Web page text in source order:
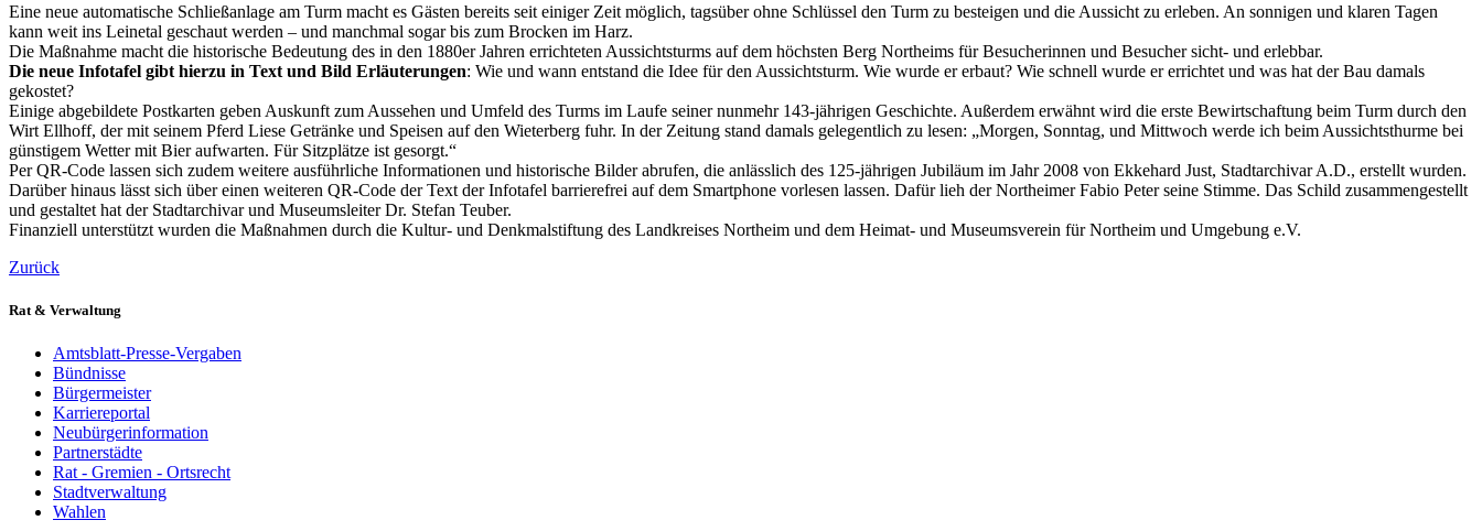
Eine neue automatische Schließanlage am Turm macht es Gästen bereits seit einiger Zeit möglich, tagsüber ohne Schlüssel den Turm zu besteigen und die Aussicht zu erleben. An sonnigen und klaren Tagen
kann weit ins Leinetal geschaut werden – und manchmal sogar bis zum Brocken im Harz.
Die Maßnahme macht die historische Bedeutung des in den 1880er Jahren errichteten Aussichtsturms auf dem höchsten Berg Northeims für Besucherinnen und Besucher sicht- und erlebbar.
Die neue Infotafel gibt hierzu in Text und Bild Erläuterungen: Wie und wann entstand die Idee für den Aussichtsturm. Wie wurde er erbaut? Wie schnell wurde er errichtet und was hat der Bau damals
gekostet?
Einige abgebildete Postkarten geben Auskunft zum Aussehen und Umfeld des Turms im Laufe seiner nunmehr 143-jährigen Geschichte. Außerdem erwähnt wird die erste Bewirtschaftung beim Turm durch den
Wirt Ellhoff, der mit seinem Pferd Liese Getränke und Speisen auf den Wieterberg fuhr. In der Zeitung stand damals gelegentlich zu lesen: „Morgen, Sonntag, und Mittwoch werde ich beim Aussichtsthurme bei
günstigem Wetter mit Bier aufwarten. Für Sitzplätze ist gesorgt.“
Per QR-Code lassen sich zudem weitere ausführliche Informationen und historische Bilder abrufen, die anlässlich des 125-jährigen Jubiläum im Jahr 2008 von Ekkehard Just, Stadtarchivar A.D., erstellt wurden.
Darüber hinaus lässt sich über einen weiteren QR-Code der Text der Infotafel barrierefrei auf dem Smartphone vorlesen lassen. Dafür lieh der Northeimer Fabio Peter seine Stimme. Das Schild zusammengestellt
und gestaltet hat der Stadtarchivar und Museumsleiter Dr. Stefan Teuber.
Finanziell unterstützt wurden die Maßnahmen durch die Kultur- und Denkmalstiftung des Landkreises Northeim und dem Heimat- und Museumsverein für Northeim und Umgebung e.V.
Zurück
Rat & Verwaltung
Amtsblatt-Presse-Vergaben
Bündnisse
Bürgermeister
Karriereportal
Neubürgerinformation
Partnerstädte
Rat - Gremien - Ortsrecht
Stadtverwaltung
Wahlen